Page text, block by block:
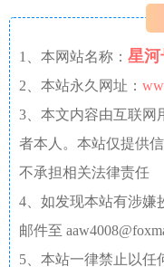
1、本网站名称： 星河
2、本站永久网址：
3、本文内容由互联网
者本人。本站仅提供
不承担相关法律责任
4、如发现本站有涉嫌
邮件至
5、本站一律禁止以任